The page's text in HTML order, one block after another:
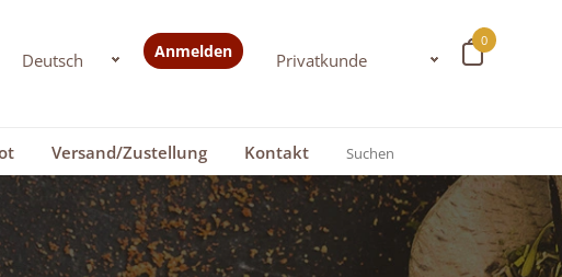
0
Anmelden
Versand/Zustellung Kontakt